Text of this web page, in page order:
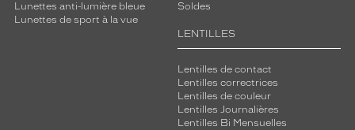
Lunettes anti-lumière bleue
Lunettes de sport à la vue
Soldes
LENTILLES
Lentilles de contact
Lentilles correctrices
Lentilles de couleur
Lentilles Journalières
Lentilles Bi Mensuelles